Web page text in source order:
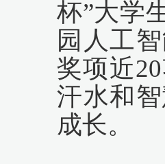
杯”大学
园人工
奖项近
汗水和
成长。